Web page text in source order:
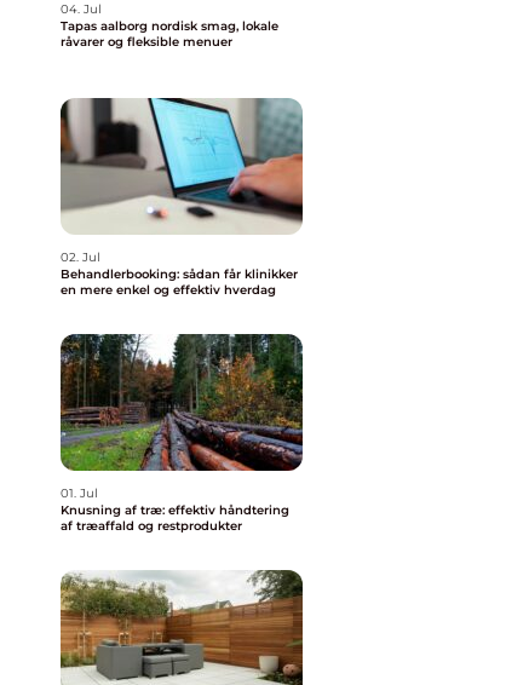
04. Jul
Tapas aalborg nordisk smag, lokale
råvarer og fleksible menuer
02. Jul
Behandlerbooking: sådan får klinikker
en mere enkel og effektiv hverdag
01. Jul
Knusning af træ: effektiv håndtering
af træaffald og restprodukter